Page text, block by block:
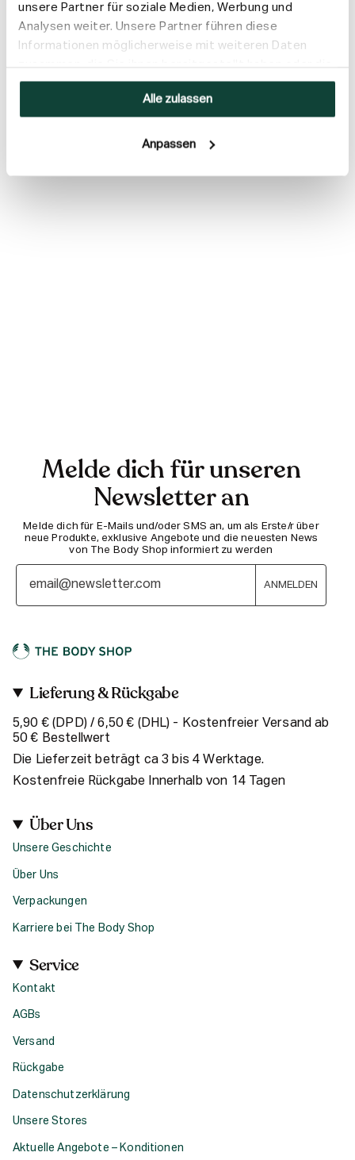
unsere Partner für soziale Medien, Werbung und
Analysen weiter. Unsere Partner führen diese
Informationen möglicherweise mit weiteren Daten
sie im Rahmen Ihrer Nutzung der Dienste gesammelt
Alle zulassen
Anpassen
Melde dich für unseren
Newsletter an
Melde dich für E-Mails und/oder SMS an, um als Erste/r über
neue Produkte, exklusive Angebote und die neuesten News
von The Body Shop informiert zu werden
ANMELDEN
Lieferung & Rückgabe
5,90 € (DPD) / 6,50 € (DHL) - Kostenfreier Versand ab
50 € Bestellwert
Die Lieferzeit beträgt ca 3 bis 4 Werktage.
Kostenfreie Rückgabe Innerhalb von 14 Tagen
Über Uns
Unsere Geschichte
Über Uns
Verpackungen
Karriere bei The Body Shop
Service
Kontakt
AGBs
Versand
Rückgabe
Datenschutzerklärung
Unsere Stores
Aktuelle Angebote – Konditionen